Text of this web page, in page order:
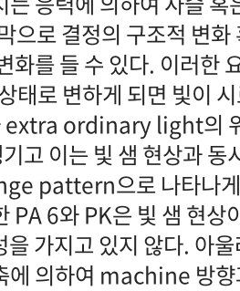
으로 결정의 구조적 변
화를 들 수 있다. 이러한
로 변하게 되면 빛이
ordinary light의 위
이는 빛 샘 현상과 동
pattern으로 나타나
PA 6와 PK은 빛 샘 현상
가지고 있지 않다. 아
에 의하여 machine 방